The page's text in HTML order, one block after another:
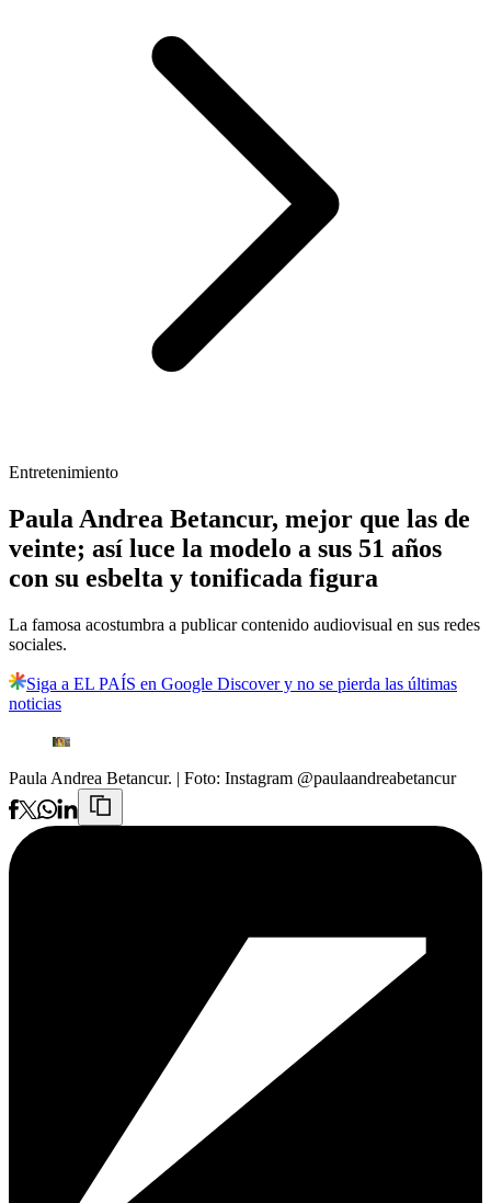
Entretenimiento
Paula Andrea Betancur, mejor que las de
veinte; así luce la modelo a sus 51 años
con su esbelta y tonificada figura
La famosa acostumbra a publicar contenido audiovisual en sus redes
sociales.
Siga a EL PAÍS en Google Discover y no se pierda las últimas
noticias
Paula Andrea Betancur. | Foto: Instagram @paulaandreabetancur